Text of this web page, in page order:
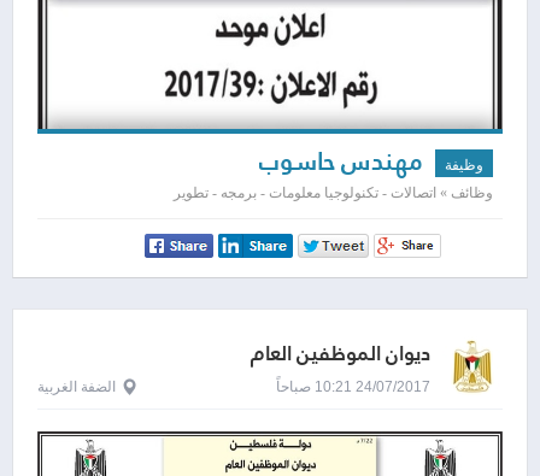
وظيفة مهندس حاسوب
وظائف » اتصالات - تكنولوجيا معلومات - برمجه - تطوير
ديوان الموظفين العام
24/07/2017 10:21 صباحاً الضفة الغربية